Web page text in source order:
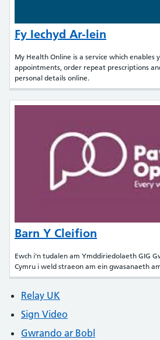
Fy Iechyd Ar-lein
My Health Online is a service which enables
appointments, order repeat prescriptions
personal details online.
Barn Y Cleifion
Ewch i'n tudalen am Ymddiriedolaeth GIG
Cymru i weld straeon am ein gwasanaeth
Relay UK
Sign Video
Gwrando ar Bobl